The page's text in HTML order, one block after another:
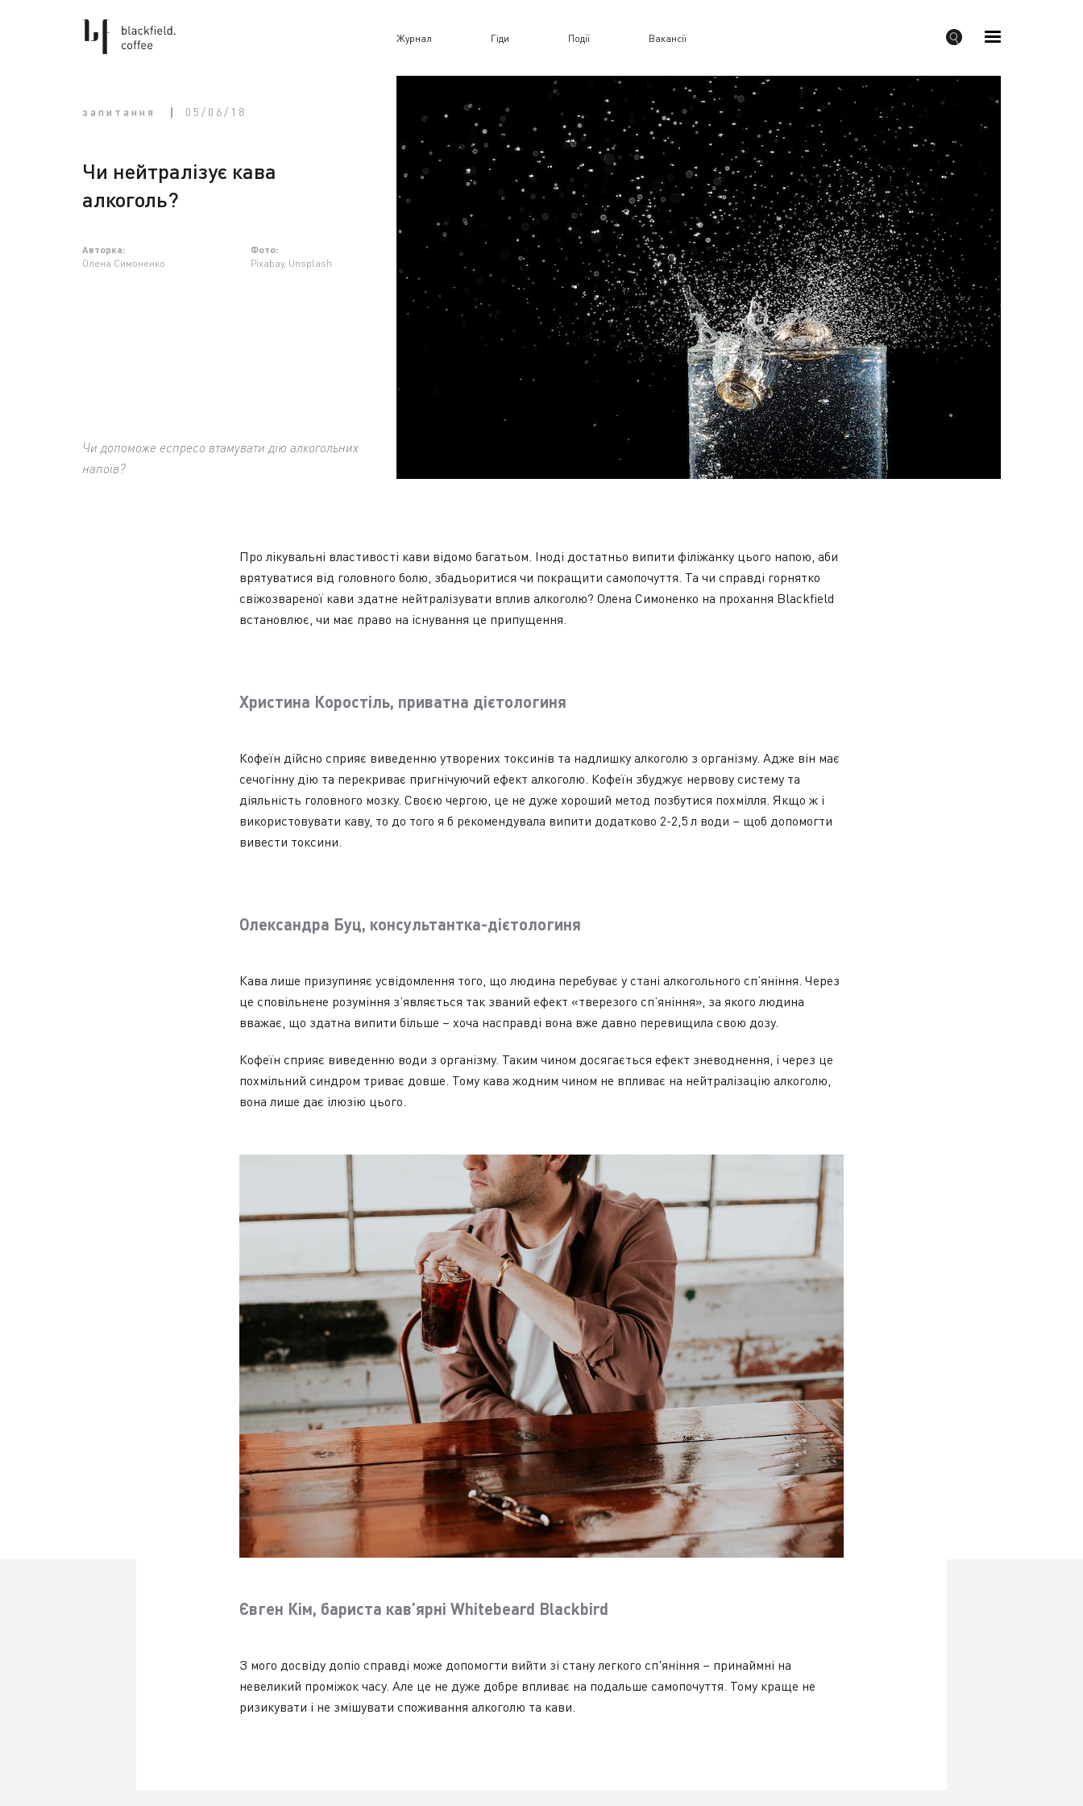
Журнал Гіди Події Вакансії
запитання 05/06/18
Чи нейтралізує кава
алкоголь?
Авторка:
Олена Симоненко
Фото:
Pixabay, Unsplash
Чи допоможе еспресо втамувати дію алкогольних
напоїв?
Про лікувальні властивості кави відомо багатьом. Іноді достатньо випити філіжанку цього напою, аби
врятуватися від головного болю, збадьоритися чи покращити самопочуття. Та чи справді горнятко
свіжозвареної кави здатне нейтралізувати вплив алкоголю? Олена Симоненко на прохання Blackfield
встановлює, чи має право на існування це припущення.
Христина Коростіль, приватна дієтологиня
Кофеїн дійсно сприяє виведенню утворених токсинів та надлишку алкоголю з організму. Адже він має
сечогінну дію та перекриває пригнічуючий ефект алкоголю. Кофеїн збуджує нервову систему та
діяльність головного мозку. Своєю чергою, це не дуже хороший метод позбутися похмілля. Якщо ж і
використовувати каву, то до того я б рекомендувала випити додатково 2-2,5 л води – щоб допомогти
вивести токсини.
Олександра Буц, консультантка-дієтологиня
Кава лише призупиняє усвідомлення того, що людина перебуває у стані алкогольного сп’яніння. Через
це сповільнене розуміння з’являється так званий ефект «тверезого сп’яніння», за якого людина
вважає, що здатна випити більше – хоча насправді вона вже давно перевищила свою дозу.
Кофеїн сприяє виведенню води з організму. Таким чином досягається ефект зневоднення, і через це
похмільний синдром триває довше. Тому кава жодним чином не впливає на нейтралізацію алкоголю,
вона лише дає ілюзію цього.
Євген Кім, бариста кав’ярні Whitebeard Blackbird
З мого досвіду допіо справді може допомогти вийти зі стану легкого сп'яніння – принаймні на
невеликий проміжок часу. Але це не дуже добре впливає на подальше самопочуття. Тому краще не
ризикувати і не змішувати споживання алкоголю та кави.